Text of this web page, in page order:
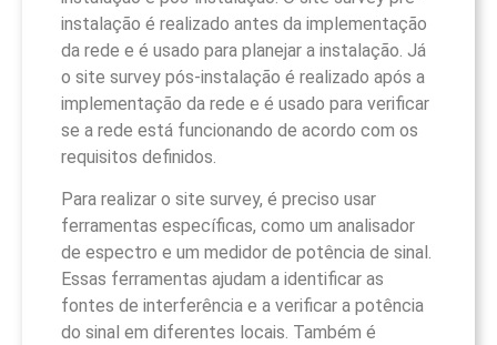
instalação é realizado antes da implementação
da rede e é usado para planejar a instalação. Já
o site survey pós-instalação é realizado após a
implementação da rede e é usado para verificar
se a rede está funcionando de acordo com os
requisitos definidos.
Para realizar o site survey, é preciso usar
ferramentas específicas, como um analisador
de espectro e um medidor de potência de sinal.
Essas ferramentas ajudam a identificar as
fontes de interferência e a verificar a potência
do sinal em diferentes locais. Também é